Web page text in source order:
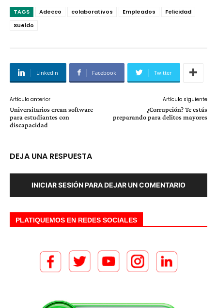
TAGS Adecco colaborativos Empleados
Felicidad
Sueldo
Linkedin Facebook Twitter
Artículo anterior
Universitarios crean software
para estudiantes con
discapacidad
Artículo siguiente
¿Corrupción? Te estás
preparando para delitos mayores
DEJA UNA RESPUESTA
INICIAR SESIÓN PARA DEJAR UN COMENTARIO
PLATIQUEMOS EN REDES SOCIALES